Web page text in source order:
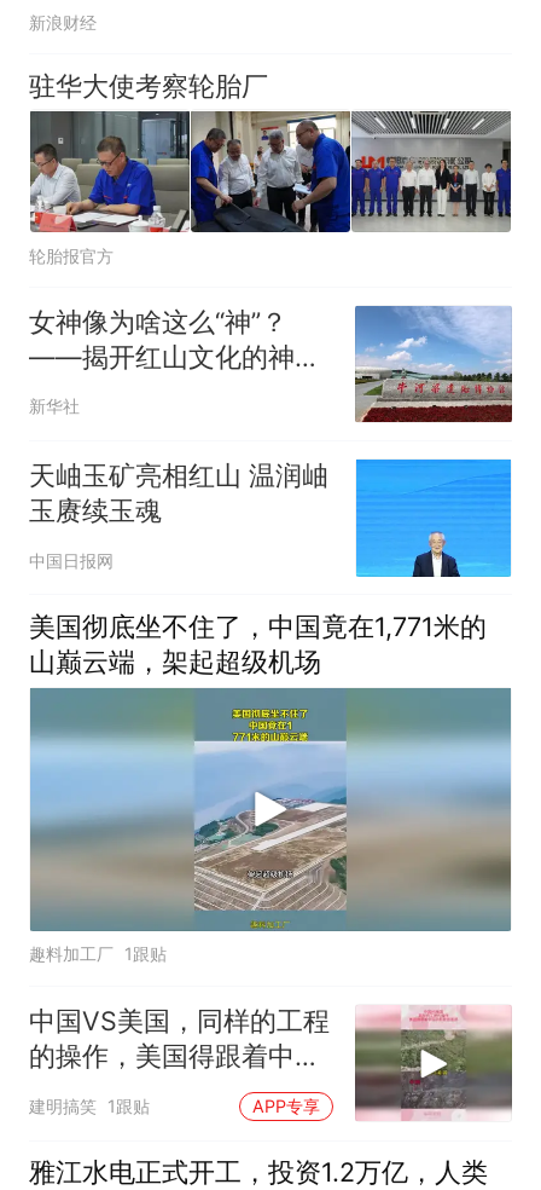
新浪财经
驻华大使考察轮胎厂
轮胎报官方
女神像为啥这么“神”？
——揭开红山文化的神秘
面纱
新华社
天岫玉矿亮相红山 温润岫
玉赓续玉魂
中国日报网
美国彻底坐不住了，中国竟在1,771米的
山巅云端，架起超级机场
趣料加工厂 1跟贴
中国VS美国，同样的工程
的操作，美国得跟着中国
的屁股后面追
建明搞笑 1跟贴 APP专享
雅江水电正式开工，投资1.2万亿，人类